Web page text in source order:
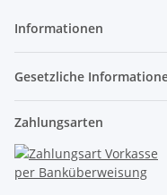
Informationen
Gesetzliche
Zahlungsarten